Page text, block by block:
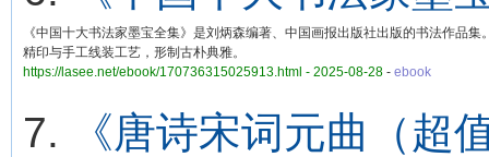
《中国十大书法家墨宝全集》是刘炳森编著、中国画报出版社出版的书法作品
精印与手工线装工艺，形制古朴典雅。
https://lasee.net/ebook/170736315025913.html - 2025-08-28 - ebook
7. 《唐诗宋词元曲（超